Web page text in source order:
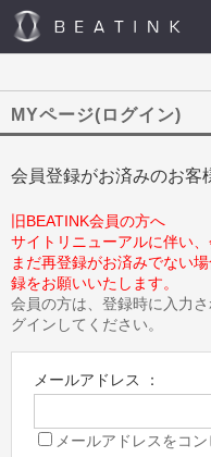
MYページ(ログイン)
会員登録がお済みのお客
旧BEATINK会員の方へ
サイトリニューアルに伴い
まだ再登録がお済みでない
録をお願いいたします。
会員の方は、登録時に入力
グインしてください。
メールアドレス ：
メールアドレスをコ